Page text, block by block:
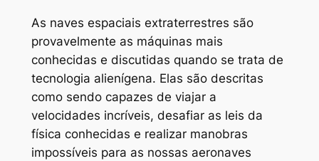
As naves espaciais extraterrestres são
provavelmente as máquinas mais
conhecidas e discutidas quando se trata de
tecnologia alienígena. Elas são descritas
como sendo capazes de viajar a
velocidades incríveis, desafiar as leis da
física conhecidas e realizar manobras
impossíveis para as nossas aeronaves